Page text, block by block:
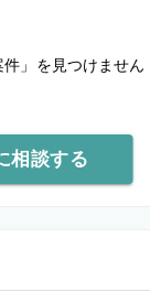
件」を見つけません
相談する